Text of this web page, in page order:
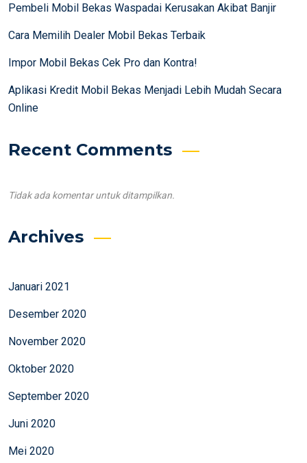
Pembeli Mobil Bekas Waspadai Kerusakan Akibat Banjir
Cara Memilih Dealer Mobil Bekas Terbaik
Impor Mobil Bekas Cek Pro dan Kontra!
Aplikasi Kredit Mobil Bekas Menjadi Lebih Mudah Secara
Online
Recent Comments
Tidak ada komentar untuk ditampilkan.
Archives
Januari 2021
Desember 2020
November 2020
Oktober 2020
September 2020
Juni 2020
Mei 2020